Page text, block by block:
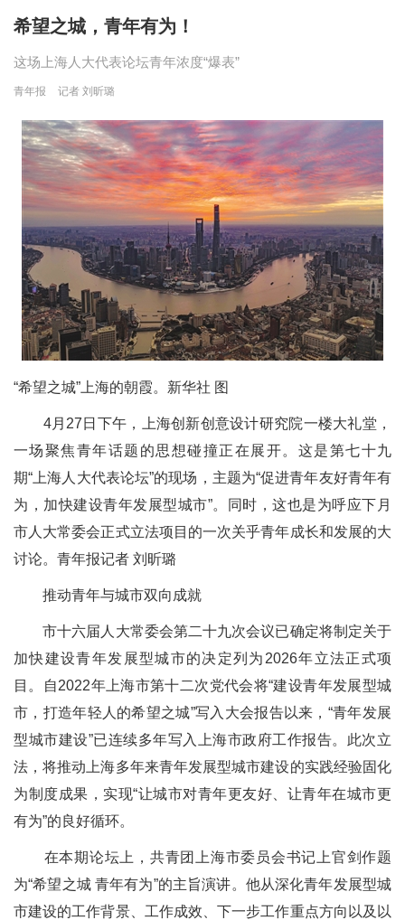
希望之城，青年有为！
这场上海人大代表论坛青年浓度“爆表”
青年报 记者 刘昕璐
“希望之城”上海的朝霞。新华社 图
4月27日下午，上海创新创意设计研究院一楼大礼堂，
一场聚焦青年话题的思想碰撞正在展开。这是第七十九
期“上海人大代表论坛”的现场，主题为“促进青年友好青年有
为，加快建设青年发展型城市”。同时，这也是为呼应下月
市人大常委会正式立法项目的一次关乎青年成长和发展的大
讨论。青年报记者 刘昕璐
推动青年与城市双向成就
市十六届人大常委会第二十九次会议已确定将制定关于
加快建设青年发展型城市的决定列为2026年立法正式项
目。自2022年上海市第十二次党代会将“建设青年发展型城
市，打造年轻人的希望之城”写入大会报告以来，“青年发展
型城市建设”已连续多年写入上海市政府工作报告。此次立
法，将推动上海多年来青年发展型城市建设的实践经验固化
为制度成果，实现“让城市对青年更友好、让青年在城市更
有为”的良好循环。
在本期论坛上，共青团上海市委员会书记上官剑作题
为“希望之城 青年有为”的主旨演讲。他从深化青年发展型城
市建设的工作背景、工作成效、下一步工作重点方向以及以